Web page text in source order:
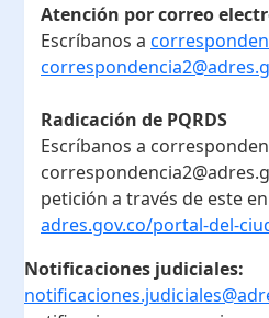
Atención por correo
Escríbanos a
Radicación de PQRDS
Escríbanos a
petición a través de este
adres.gov.co/portal-del-
Notificaciones judiciales: